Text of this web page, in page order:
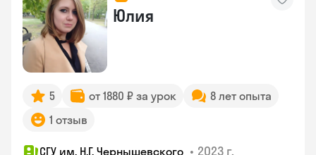
Юлия
5 от 1880 ₽ за урок
8 лет опыта
1 отзыв
СГУ им. Н.Г. Чернышевского • 2023 г.